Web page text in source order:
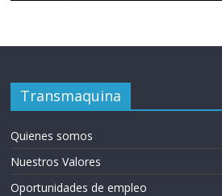
Transmaquina
Quienes somos
Nuestros Valores
Oportunidades de empleo